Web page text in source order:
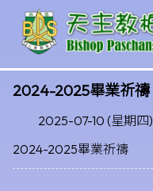
2024-2025畢業祈禱
2025-07-10 (星期四)
2024-2025畢業祈禱